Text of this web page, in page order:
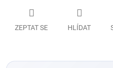
ZEPTAT SE HLÍDAT